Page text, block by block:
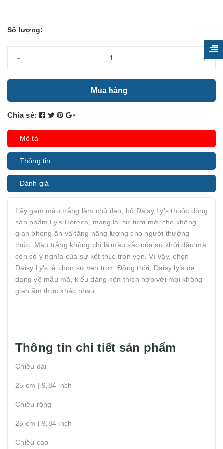
Số lượng:
- +
Mua hàng
Chia sẻ:
Mô tả
Thông tin
Đánh giá
Lấy gam màu trắng làm chủ đạo, bộ Daisy Ly's thuộc dòng
sản phẩm Ly's Horeca, mang lại sự tươi mới cho không
gian phòng ăn và tăng năng lượng cho người thưởng
thức. Màu trắng không chỉ là màu sắc của sự khởi đầu mà
còn có ý nghĩa của sự kết thúc trọn vẹn. Vì vậy, chọn
Daisy Ly’s là chọn sự vẹn tròn. Đồng thời, Daisy ly’s đa
dạng về mẫu mã, kiểu dáng nên thích hợp với mọi không
gian ẩm thực khác nhau.
Thông tin chi tiết sản phẩm
Chiều dài
25 cm | 9,84 inch
Chiều rộng
25 cm | 9,84 inch
Chiều cao